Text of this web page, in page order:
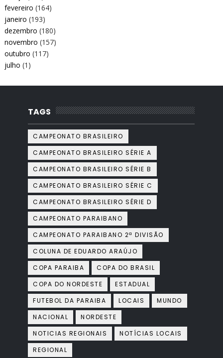
fevereiro (164)
janeiro (193)
dezembro (180)
novembro (157)
outubro (117)
julho (1)
TAGS
CAMPEONATO BRASILEIRO
CAMPEONATO BRASILEIRO SÉRIE A
CAMPEONATO BRASILEIRO SÉRIE B
CAMPEONATO BRASILEIRO SÉRIE C
CAMPEONATO BRASILEIRO SÉRIE D
CAMPEONATO PARAIBANO
CAMPEONATO PARAIBANO 2ª DIVISÃO
COLUNA DE EDUARDO ARAÚJO
COPA PARAIBA
COPA DO BRASIL
COPA DO NORDESTE
ESTADUAL
FUTEBOL DA PARAIBA
LOCAIS
MUNDO
NACIONAL
NORDESTE
NOTICIAS REGIONAIS
NOTÍCIAS LOCAIS
REGIONAL